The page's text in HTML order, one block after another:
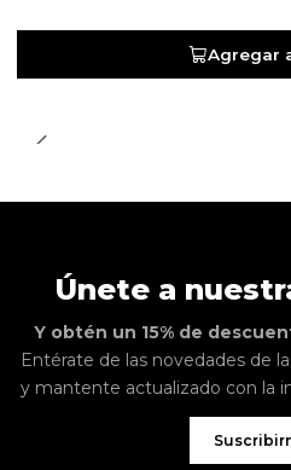
Agregar
Únete a
Y obtén un 15% de
Entérate de las novedades de
y mantente actualizado con la